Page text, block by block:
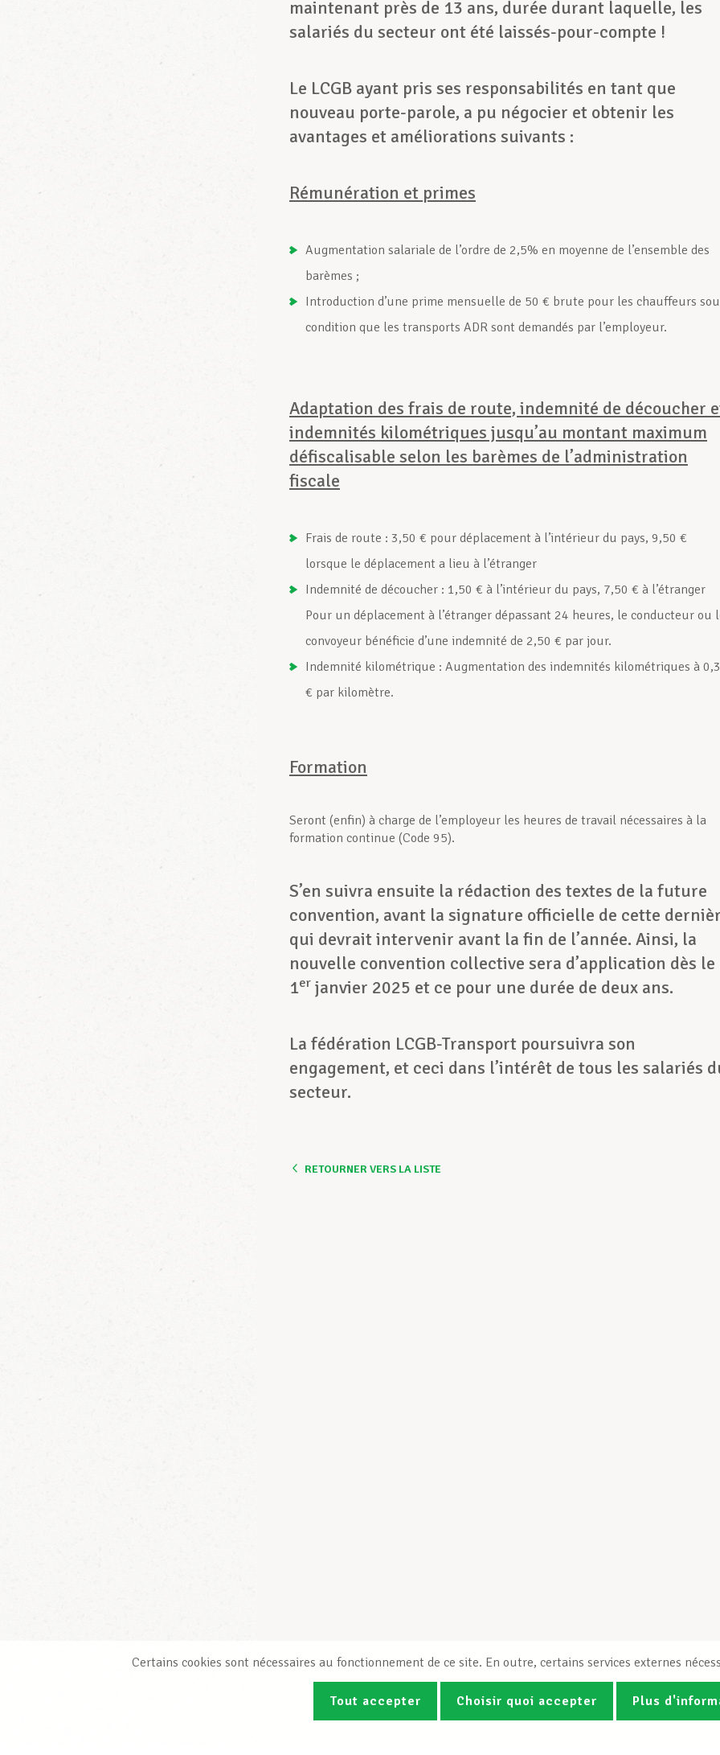
maintenant près de 13 ans, durée durant laquelle, les
salariés du secteur ont été laissés-pour-compte !
Le LCGB ayant pris ses responsabilités en tant que
nouveau porte-parole, a pu négocier et obtenir les
avantages et améliorations suivants :
Rémunération et primes
Augmentation salariale de l’ordre de 2,5% en moyenne de l’ensemble des
barèmes ;
Introduction d’une prime mensuelle de 50 € brute pour les chauffeurs
condition que les transports ADR sont demandés par l’employeur.
Adaptation des frais de route, indemnité de découcher
indemnités kilométriques jusqu’au montant maximum
défiscalisable selon les barèmes de l’administration
fiscale
Frais de route : 3,50 € pour déplacement à l’intérieur du pays, 9,50 €
lorsque le déplacement a lieu à l’étranger
Indemnité de découcher : 1,50 € à l’intérieur du pays, 7,50 € à l’étranger
Pour un déplacement à l’étranger dépassant 24 heures, le conducteur ou
convoyeur bénéficie d’une indemnité de 2,50 € par jour.
Indemnité kilométrique : Augmentation des indemnités kilométriques à
€ par kilomètre.
Formation
Seront (enfin) à charge de l’employeur les heures de travail nécessaires à la
formation continue (Code 95).
S’en suivra ensuite la rédaction des textes de la future
convention, avant la signature officielle de cette
qui devrait intervenir avant la fin de l’année. Ainsi, la
nouvelle convention collective sera d’application dès le
1er janvier 2025 et ce pour une durée de deux ans.
La fédération LCGB-Transport poursuivra son
engagement, et ceci dans l’intérêt de tous les salariés
secteur.
RETOURNER VERS LA LISTE
Certains cookies sont nécessaires au fonctionnement de ce site. En outre, certains services externes
Tout accepter Choisir quoi accepter Plus